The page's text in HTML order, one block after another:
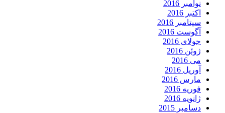
نوامبر 2016
اکتبر 2016
سپتامبر 2016
آگوست 2016
جولای 2016
ژوئن 2016
می 2016
آوریل 2016
مارس 2016
فوریه 2016
ژانویه 2016
دسامبر 2015